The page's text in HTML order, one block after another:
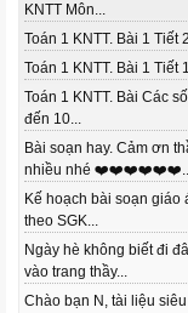
KNTT Môn...
Toán 1 KNTT. Bài 1 Tiết
Toán 1 KNTT. Bài 1 Tiết
Toán 1 KNTT. Bài Các
đến 10...
Bài soạn hay. Cảm ơn
nhiều nhé
Kế hoạch bài soạn giáo
theo SGK...
Ngày hè không biết đi
vào trang thầy...
Chào bạn N, tài liệu